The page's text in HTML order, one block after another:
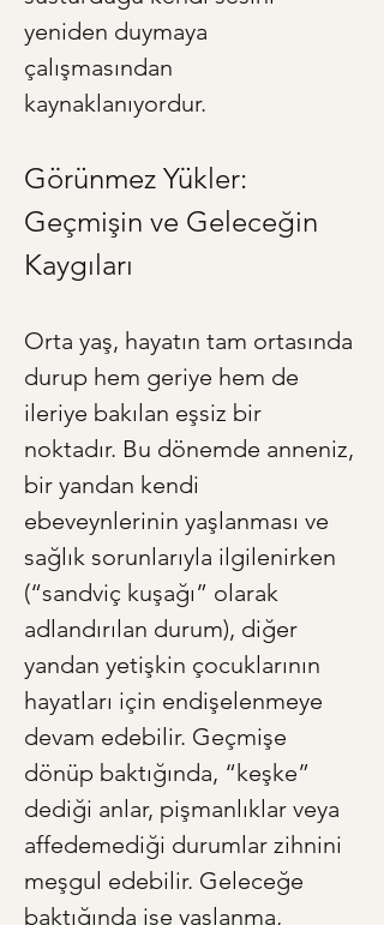
yeniden duymaya
çalışmasından
kaynaklanıyordur.
Görünmez Yükler:
Geçmişin ve Geleceğin
Kaygıları
Orta yaş, hayatın tam ortasında
durup hem geriye hem de
ileriye bakılan eşsiz bir
noktadır. Bu dönemde anneniz,
bir yandan kendi
ebeveynlerinin yaşlanması ve
sağlık sorunlarıyla ilgilenirken
(“sandviç kuşağı” olarak
adlandırılan durum), diğer
yandan yetişkin çocuklarının
hayatları için endişelenmeye
devam edebilir. Geçmişe
dönüp baktığında, “keşke”
dediği anlar, pişmanlıklar veya
affedemediği durumlar zihnini
meşgul edebilir. Geleceğe
baktığında ise yaşlanma,